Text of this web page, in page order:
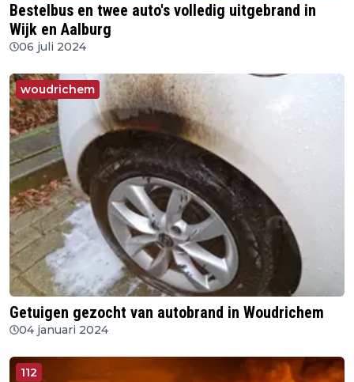
Bestelbus en twee auto's volledig uitgebrand in
Wijk en Aalburg
06 juli 2024
woudrichem
Getuigen gezocht van autobrand in Woudrichem
04 januari 2024
112